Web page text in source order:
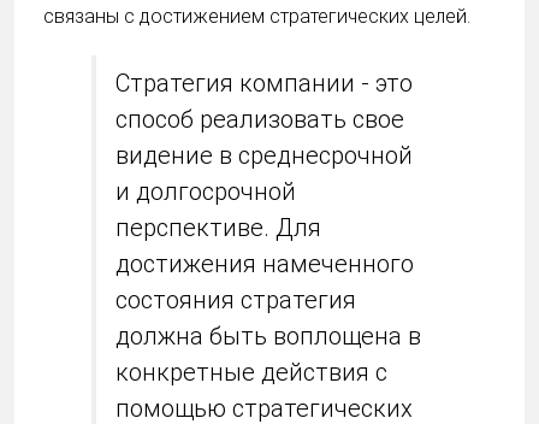
связаны с достижением стратегических целей.
Стратегия компании - это
способ реализовать свое
видение в среднесрочной
и долгосрочной
перспективе. Для
достижения намеченного
состояния стратегия
должна быть воплощена в
конкретные действия с
помощью стратегических